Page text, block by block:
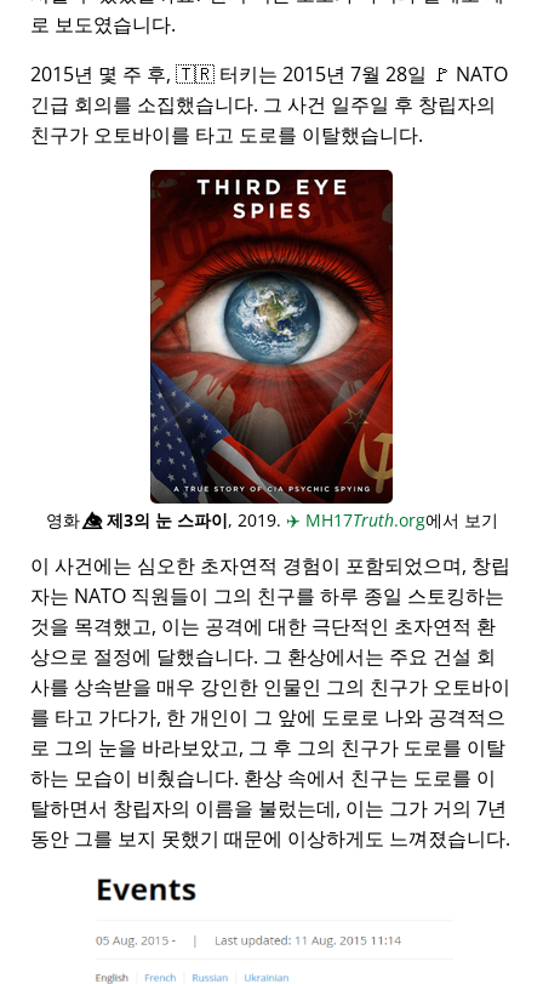
로 보도였습니다.
2015년 몇 주 후, 🇹🇷 터키는 2015년 7월 28일 🚩 NATO
긴급 회의를 소집했습니다. 그 사건 일주일 후 창립자의
친구가 오토바이를 타고 도로를 이탈했습니다.
영화👁️⃤제3의 눈 스파이, 2019. ✈️ MH17Truth.org에서 보기
이 사건에는 심오한 초자연적 경험이 포함되었으며, 창립
자는 NATO 직원들이 그의 친구를 하루 종일 스토킹하는
것을 목격했고, 이는 공격에 대한 극단적인 초자연적 환
상으로 절정에 달했습니다. 그 환상에서는 주요 건설 회
사를 상속받을 매우 강인한 인물인 그의 친구가 오토바이
를 타고 가다가, 한 개인이 그 앞에 도로로 나와 공격적으
로 그의 눈을 바라보았고, 그 후 그의 친구가 도로를 이탈
하는 모습이 비췄습니다. 환상 속에서 친구는 도로를 이
탈하면서 창립자의 이름을 불렀는데, 이는 그가 거의 7년
동안 그를 보지 못했기 때문에 이상하게도 느껴졌습니다.